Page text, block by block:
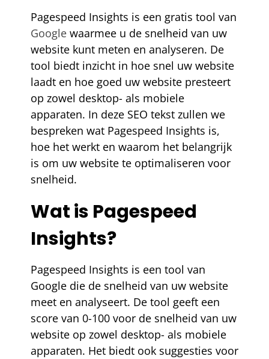
Pagespeed Insights is een gratis tool van
Google waarmee u de snelheid van uw
website kunt meten en analyseren. De
tool biedt inzicht in hoe snel uw website
laadt en hoe goed uw website presteert
op zowel desktop- als mobiele
apparaten. In deze SEO tekst zullen we
bespreken wat Pagespeed Insights is,
hoe het werkt en waarom het belangrijk
is om uw website te optimaliseren voor
snelheid.
Wat is Pagespeed
Insights?
Pagespeed Insights is een tool van
Google die de snelheid van uw website
meet en analyseert. De tool geeft een
score van 0-100 voor de snelheid van uw
website op zowel desktop- als mobiele
apparaten. Het biedt ook suggesties voor